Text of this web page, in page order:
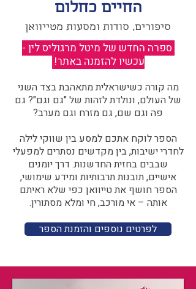
החיים כחלום
סיפורים, סודות ומסעות מטייוואן
ספרה החדש של מיטל מרגוליס לין -
עכשיו להזמנה באתר!
מה קורה כשישראלית מתאהבת בצד השני
של העולם, ונולדת לזהות של "גם וגם"? גם
פה וגם שם, גם מזרח וגם מערב?​​
הספר לוקח אתכם למסע בין שווקי לילה
לחדרי ישיבות, בין מקדשים נסתרים למפעלי
שבבים בחזית החדשנות. דרך יומנים
אישיים, תובנות תרבותיות ומידע שימושי,
הספר חושף את טייוואן כפי שלא ראיתם
אותה – אי מורכב, חי ומלא מסתורין.
לפרטים נוספים והזמנת הספר